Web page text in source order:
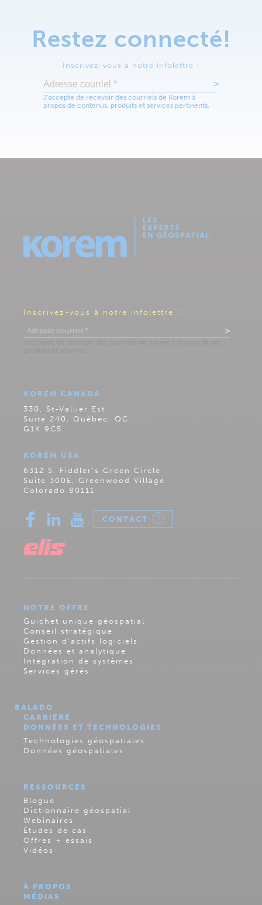
Restez connecté!
Inscrivez-vous à notre infolettre :
Inscrivez-vous à notre infolettre :
KOREM CANADA
330, St-Vallier Est
Suite 240, Québec, QC
G1K 9C5
KOREM USA
6312 S. Fiddler’s Green Circle
Suite 300E, Greenwood Village
Colorado 80111
CONTACT
NOTRE OFFRE
Guichet unique géospatial
Conseil stratégique
Gestion d’actifs logiciels
Données et analytique
Intégration de systèmes
Services gérés
BALADO
CARRIÈRE
DONNÉES ET TECHNOLOGIES
Technologies géospatiales
Données géospatiales
RESSOURCES
Blogue
Dictionnaire géospatial
Webinaires
Études de cas
Offres + essais
Vidéos
À PROPOS
MÉDIAS